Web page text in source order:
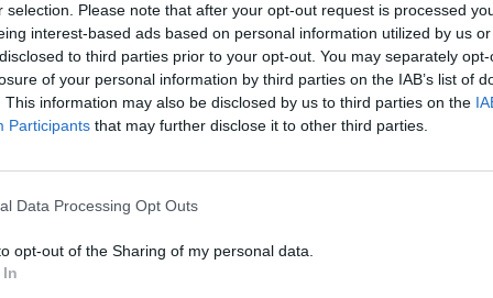
selection. Please note that after your opt-out request is processed
interest-based ads based on personal information utilized by us
to third parties prior to your opt-out. You may separately
of your personal information by third parties on the IAB’s list of
This information may also be disclosed by us to third parties on the
Participants that may further disclose it to other third parties.
Data Processing Opt Outs
opt-out of the Sharing of my personal data.
Add to preferred sources